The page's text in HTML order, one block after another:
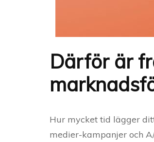
Därför är
Hur mycket tid lägger
medier-kampanjer och